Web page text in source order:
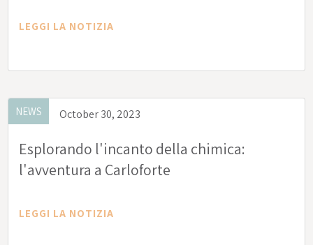
LEGGI LA NOTIZIA
NEWS October 30, 2023
Esplorando l'incanto della chimica:
l'avventura a Carloforte
LEGGI LA NOTIZIA